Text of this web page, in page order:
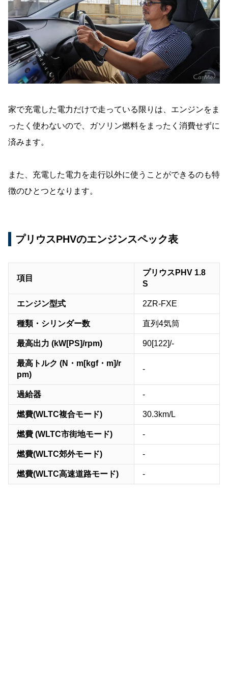
家で充電した電力だけで走っている限りは、エンジンをま
ったく使わないので、ガソリン燃料をまったく消費せずに
済みます。
また、充電した電力を走行以外に使うことができるのも特
徴のひとつとなります。
プリウスPHVのエンジンスペック表
項目
プリウスPHV 1.8
S
エンジン型式 2ZR-FXE
種類・シリンダー数 直列4気筒
最高出力 (kW[PS]/rpm) 90[122]/-
最高トルク (N・m[kgf・m]/r
pm)
-
過給器 -
燃費(WLTC複合モード) 30.3km/L
燃費 (WLTC市街地モード) -
燃費(WLTC郊外モード) -
燃費(WLTC高速道路モード) -